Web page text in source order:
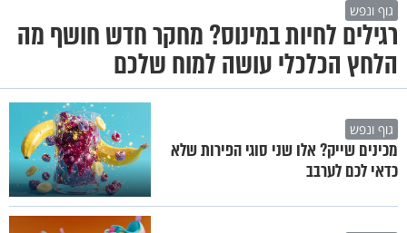
גוף ונפש
רגילים לחיות במינוס? מחקר חדש חושף מה
הלחץ הכלכלי עושה למוח שלכם
גוף ונפש
מכינים שייק? אלו שני סוגי הפירות שלא
כדאי לכם לערבב